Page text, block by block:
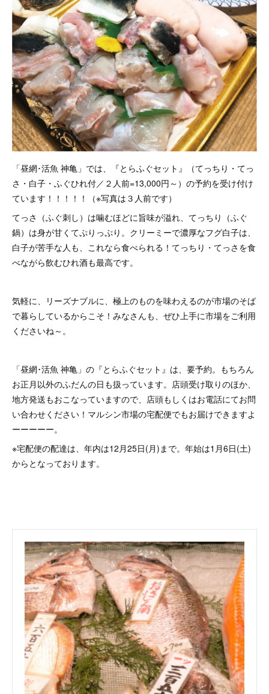
「昼網･活魚 神亀」では、『とらふぐセット』（てっちり・てっ
さ・白子・ふぐひれ付／２人前=13,000円～）の予約を受け付け
ています！！！！！（※写真は３人前です）
てっさ（ふぐ刺し）は噛むほどに旨味が溢れ、てっちり（ふぐ
鍋）は身が甘くてぷりっぷり。クリーミーで濃厚なフグ白子は、
白子が苦手な人も、これなら食べられる！てっちり・てっさを食
べながら飲むひれ酒も最高です。
気軽に、リーズナブルに、極上のものを味わえるのが市場のそば
で暮らしているからこそ！みなさんも、ぜひ上手に市場をご利用
くださいね～。
「昼網･活魚 神亀」の『とらふぐセット』は、要予約。もちろん
お正月以外のふだんの日も扱っています。店頭受け取りのほか、
地方発送もおこなっていますので、店頭もしくはお電話にてお問
い合わせください！マルシン市場の宅配便でもお届けできますよ
ーーーーー。
※宅配便の配達は、年内は12月25日(月)まで。年始は1月6日(土)
からとなっております。